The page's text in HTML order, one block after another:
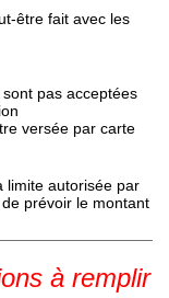
être fait avec les
pas acceptées
versée par carte
limite autorisée par
prévoir le montant
à remplir